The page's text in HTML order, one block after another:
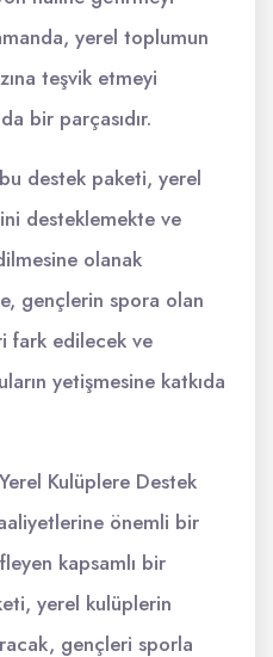
yerel toplumun
teşvik etmeyi
bir parçasıdır.
destek paketi, yerel
desteklemekte ve
olanak
gençlerin spora olan
fark edilecek ve
yetişmesine katkıda
Kulüplere Destek
önemli bir
kapsamlı bir
yerel kulüplerin
gençleri sporla